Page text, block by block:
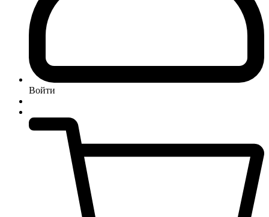
Войти